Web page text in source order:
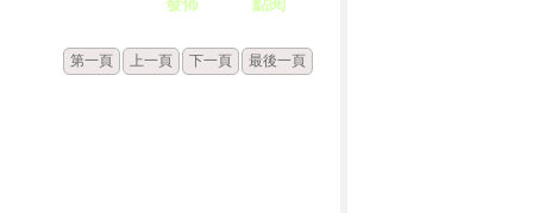
第一頁 上一頁 下一頁 最後一頁